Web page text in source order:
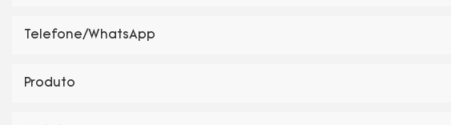
Telefone/WhatsApp
Produto